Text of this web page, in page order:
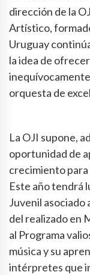
dirección de la
Artístico,
Uruguay
la idea de
orquesta de
La OJI supone,
oportunidad de
crecimiento para
Este año tendrá
Juvenil asociado
del realizado en
al Programa
música y su
intérpretes que